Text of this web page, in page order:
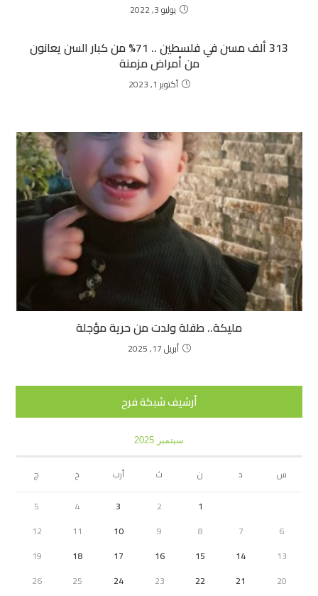
يوليو 3, 2022
313 ألف مسن في فلسطين .. 71% من كبار السن يعانون
من أمراض مزمنة
أكتوبر 1, 2023
مليكة.. طفلة ولدت من حرية مؤجلة
أبريل 17, 2025
أرشيف شبكة فرح
سبتمبر 2025
س د ن ث أرب خ
ج
1
2
3
4
5
6
7
8
9
10
11
12
13
14
15
16
17
18
19
20
21
22
23
24
25
26